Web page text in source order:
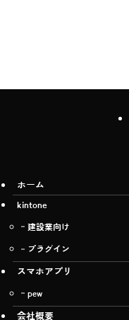
ホーム
kintone
建設業向け
プラグイン
スマホアプリ
pew
会社概要